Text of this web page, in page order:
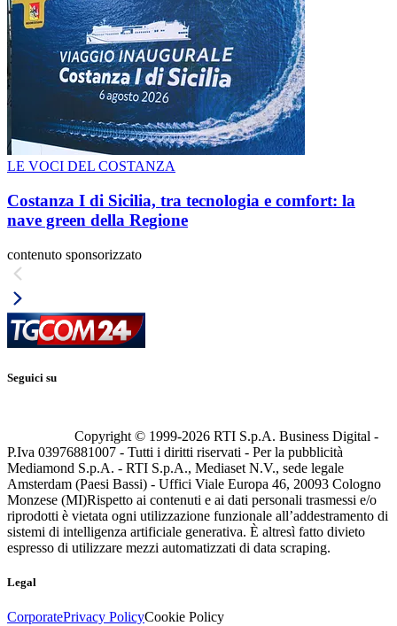
LE VOCI DEL COSTANZA
Costanza I di Sicilia, tra tecnologia e comfort: la
nave green della Regione
contenuto sponsorizzato
Seguici su
Copyright © 1999-2026 RTI S.p.A. Business Digital -
P.Iva 03976881007 - Tutti i diritti riservati - Per la pubblicità
Mediamond S.p.A. - RTI S.p.A., Mediaset N.V., sede legale
Amsterdam (Paesi Bassi) - Uffici Viale Europa 46, 20093 Cologno
Monzese (MI)Rispetto ai contenuti e ai dati personali trasmessi e/o
riprodotti è vietata ogni utilizzazione funzionale all’addestramento di
sistemi di intelligenza artificiale generativa. È altresì fatto divieto
espresso di utilizzare mezzi automatizzati di data scraping.
Legal
CorporatePrivacy PolicyCookie Policy